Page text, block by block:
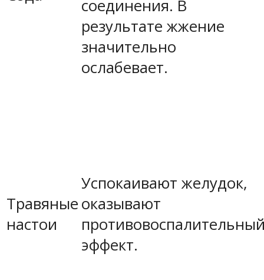
соединения. В
результате жжение
значительно
ослабевает.
Травяные
настои
Успокаивают желудок,
оказывают
эффект.